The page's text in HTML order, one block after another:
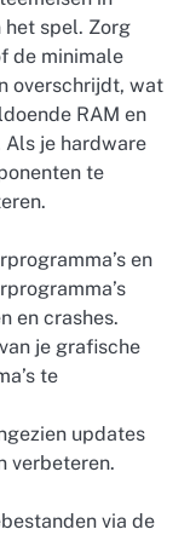
spel. Zorg
de minimale
overschrijdt, wat
RAM en
je hardware
te
en
en crashes.
je grafische
te
updates
verbeteren.
via de